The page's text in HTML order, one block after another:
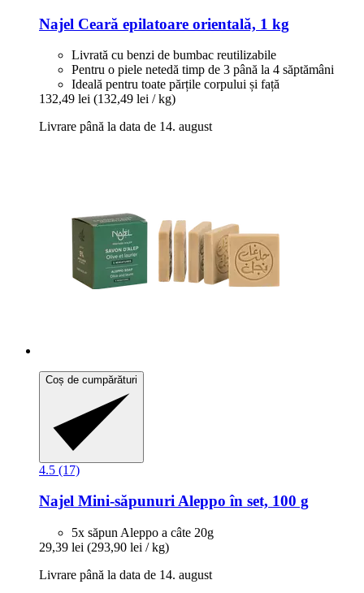
Najel Ceară epilatoare orientală, 1 kg
Livrată cu benzi de bumbac reutilizabile
Pentru o piele netedă timp de 3 până la 4 săptămâni
Ideală pentru toate părțile corpului și față
132,49 lei (132,49 lei / kg)
Livrare până la data de 14. august
Coș de cumpărături
4.5 (17)
Najel Mini-​săpunuri Aleppo în set, 100 g
5x săpun Aleppo a câte 20g
29,39 lei (293,90 lei / kg)
Livrare până la data de 14. august